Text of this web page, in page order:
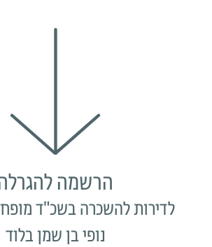
הרשמה
לדירות להשכרה בשכ"ד
נופי בן שמן בלוד